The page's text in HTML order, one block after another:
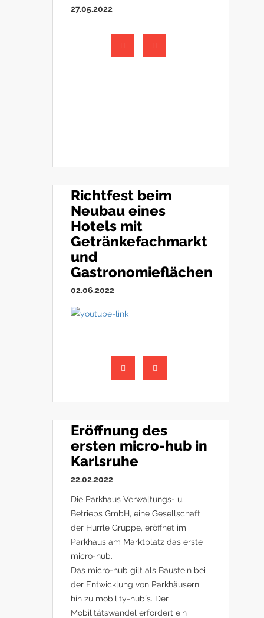
27.05.2022
Richtfest beim
Neubau eines
Hotels mit
Getränkefachmarkt
und
Gastronomieflächen
02.06.2022
Eröffnung des
ersten micro-hub in
Karlsruhe
22.02.2022
Die Parkhaus Verwaltungs- u.
Betriebs GmbH, eine Gesellschaft
der Hurrle Gruppe, eröffnet im
Parkhaus am Marktplatz das erste
micro-hub.
Das micro-hub gilt als Baustein bei
der Entwicklung von Parkhäusern
hin zu mobility-hub´s. Der
Mobilitätswandel erfordert ein